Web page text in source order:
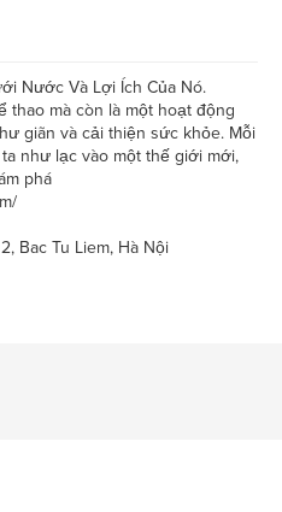
Nước Và Lợi Ích Của Nó.
thao mà còn là một hoạt động
giãn và cải thiện sức khỏe. Mỗi
như lạc vào một thế giới mới,
phá
Bac Tu Liem, Hà Nội